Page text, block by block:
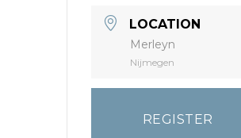
LOCATION
Merleyn
Nijmegen
REGISTER